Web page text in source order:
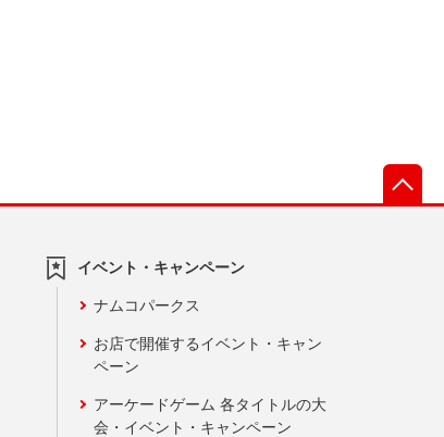
イベント・キャンペーン
ナムコパークス
お店で開催するイベント・キャン
ペーン
アーケードゲーム 各タイトルの大
会・イベント・キャンペーン